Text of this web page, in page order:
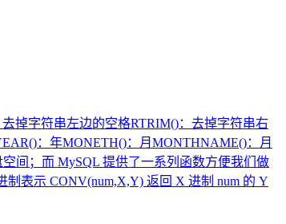
掉字符串左边的空格RTRIM()：去掉字符串右
：年MONETH()：月MONTHNAME()：月
间；而 MySQL 提供了一系列函数方便我们做
制表示 CONV(num,X,Y) 返回 X 进制 num 的 Y